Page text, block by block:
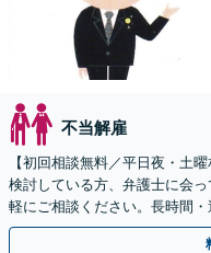
不当解雇
【初回相談無料／平日夜・土
検討している方、弁護士に会
軽にご相談ください。長時間
雇、不当配転、退職強要、給